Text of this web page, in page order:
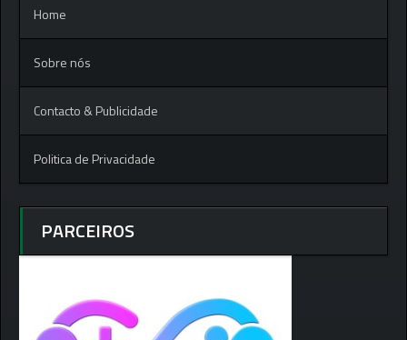
Home
Sobre nós
Contacto & Publicidade
Politica de Privacidade
PARCEIROS